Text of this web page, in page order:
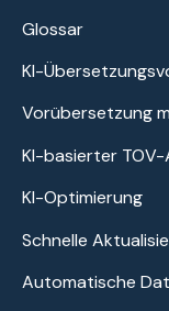
Glossar
KI-
Vorübersetzung
KI-basierter
KI-Optimierung
Schnelle
Automatische